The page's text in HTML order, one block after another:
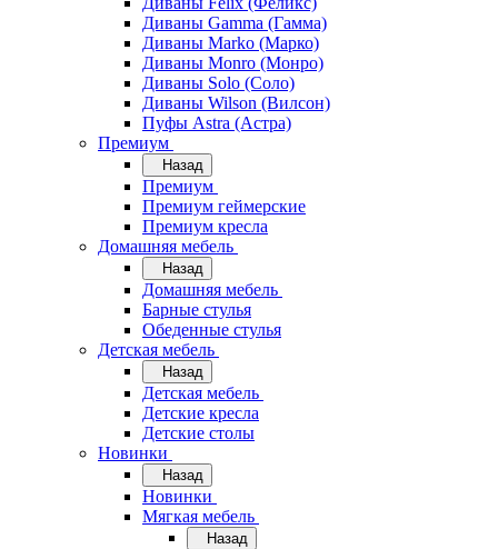
Диваны Gamma (Гамма)
Диваны Marko (Марко)
Диваны Monro (Монро)
Диваны Solo (Соло)
Диваны Wilson (Вилсон)
Пуфы Astra (Астра)
Премиум
Назад
Премиум
Премиум геймерские
Премиум кресла
Домашняя мебель
Назад
Домашняя мебель
Барные стулья
Обеденные стулья
Детская мебель
Назад
Детская мебель
Детские кресла
Детские столы
Новинки
Назад
Новинки
Мягкая мебель
Назад